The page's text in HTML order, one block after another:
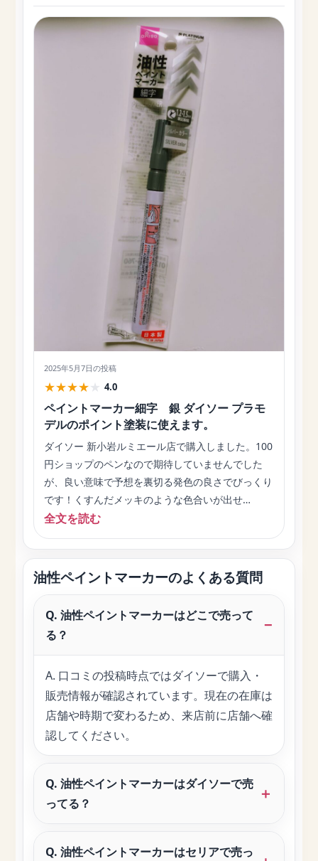
2025年5月7日の投稿
★★★★★ 4.0
ペイントマーカー細字 銀 ダイソー プラモ
デルのポイント塗装に使えます。
ダイソー 新小岩ルミエール店で購入しました。100
円ショップのペンなので期待していませんでした
が、良い意味で予想を裏切る発色の良さでびっくり
です！くすんだメッキのような色合いが出せ…
全文を読む
油性ペイントマーカーのよくある質問
Q. 油性ペイントマーカーはどこで売って
る？
A. 口コミの投稿時点ではダイソーで購入・
販売情報が確認されています。現在の在庫は
店舗や時期で変わるため、来店前に店舗へ確
認してください。
Q. 油性ペイントマーカーはダイソーで売
ってる？
Q. 油性ペイントマーカーはセリアで売っ